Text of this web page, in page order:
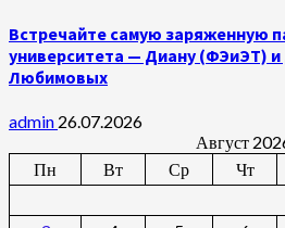
Встречайте самую заряженную
университета — Диану (ФЭиЭТ)
Любимовых
admin 26.07.2026
Август
Пн
Вт Ср Чт